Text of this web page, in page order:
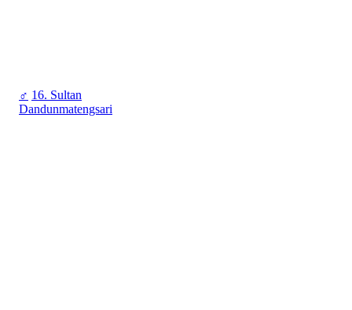
♂ 16. Sultan
Dandunmatengsari